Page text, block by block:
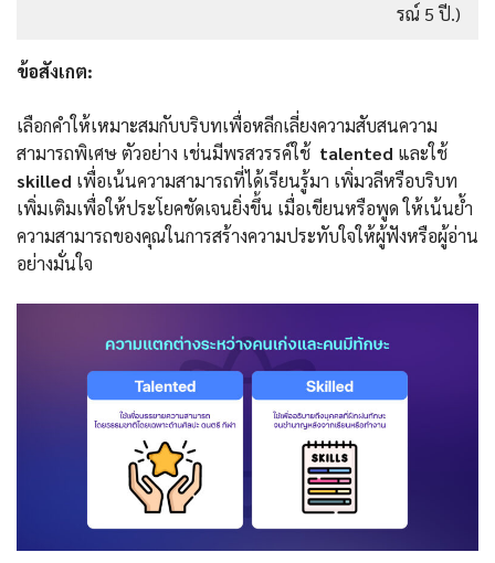
รณ์ 5 ปี.)
ข้อสังเกต:
เลือกคำให้เหมาะสมกับบริบทเพื่อหลีกเลี่ยงความสับสนความ
สามารถพิเศษ ตัวอย่าง เช่นมีพรสวรรค์ใช้ talented และใช้
skilled เพื่อเน้นความสามารถที่ได้เรียนรู้มา เพิ่มวลีหรือบริบท
เพิ่มเติมเพื่อให้ประโยคชัดเจนยิ่งขึ้น เมื่อเขียนหรือพูด ให้เน้นย้ำ
ความสามารถของคุณในการสร้างความประทับใจให้ผู้ฟังหรือผู้อ่าน
อย่างมั่นใจ